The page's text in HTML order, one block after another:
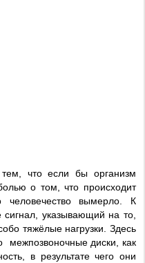
что если бы организм
о том, что происходит
человечество вымерло. К
сигнал, указывающий на то,
тяжёлые нагрузки. Здесь
межпозвоночные диски, как
в результате чего они